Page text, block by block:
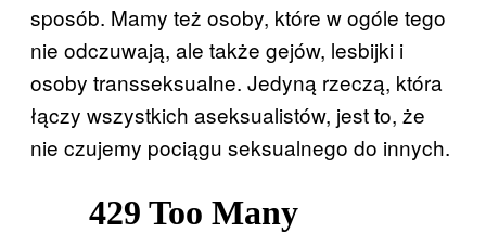
sposób. Mamy też osoby, które w ogóle tego
nie odczuwają, ale także gejów, lesbijki i
osoby transseksualne. Jedyną rzeczą, która
łączy wszystkich aseksualistów, jest to, że
nie czujemy pociągu seksualnego do innych.